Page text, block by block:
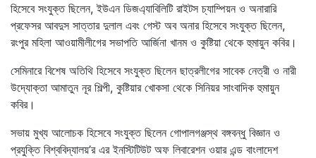
হিসেবে সংযুক্ত ছিলেন, ইউএন ডিজএ্যাবিলিটি রাইটস চ্যাম্পিয়ন ও অনারারি
প্রফেসর আবদুস সাত্তার দুলাল এবং গেস্ট অব অনার হিসেবে সংযুক্ত ছিলেন,
রংপুর মহিলা আওয়ামীলীগের সভাপতি আর্জিনা খানম ও কুষ্টিয়া থেকে হুমায়ুন কবির।
সেমিনারে বিশেষ অতিথি হিসেবে সংযুক্ত ছিলেন ছাত্রলীগের সাবেক নেত্রী ও নারী
উদ্যোক্তা আমাতুন নূর শিল্পী, কুষ্টিয়ার খোকসা থেকে সিনিয়র সাংবাদিক হুমায়ুন
কবির।
সভায় মুখ্য আলোচক হিসেবে সংযুক্ত ছিলেন গোপালগঞ্জস্থ বঙ্গবন্ধু বিজ্ঞান ও
প্রযুক্তি বিশ্ববিদ্যালয়’র এর ইনস্টিটিউট অফ লিবারেশন ওয়ার এন্ড বাংলাদেশ